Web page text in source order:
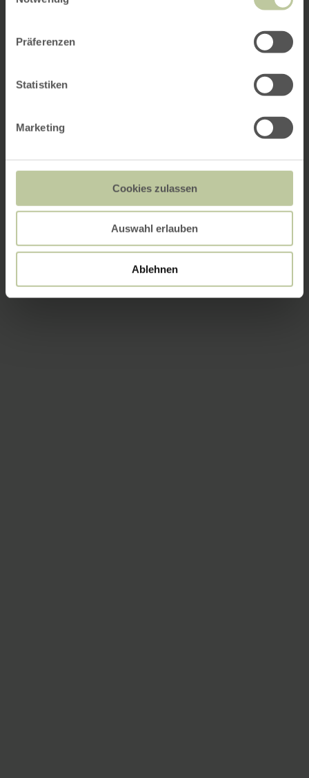
Präferenzen
Statistiken
Marketing
Cookies zulassen
Auswahl erlauben
Ablehnen